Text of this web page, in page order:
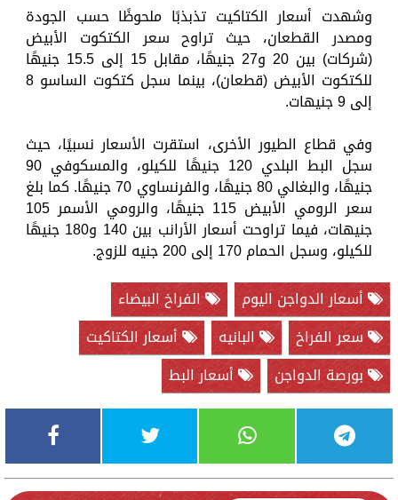
وشهدت أسعار الكتاكيت تذبذبًا ملحوظًا حسب الجودة
ومصدر القطعان، حيث تراوح سعر الكتكوت الأبيض
(شركات) بين 20 و27 جنيهًا، مقابل 15 إلى 15.5 جنيهًا
للكتكوت الأبيض (قطعان)، بينما سجل كتكوت الساسو 8
إلى 9 جنيهات.
وفي قطاع الطيور الأخرى، استقرت الأسعار نسبيًا، حيث
سجل البط البلدي 120 جنيهًا للكيلو، والمسكوفي 90
جنيهًا، والبغالي 80 جنيهًا، والفرنساوي 70 جنيهًا. كما بلغ
سعر الرومي الأبيض 115 جنيهًا، والرومي الأسمر 105
جنيهات، فيما تراوحت أسعار الأرانب بين 140 و180 جنيهًا
للكيلو، وسجل الحمام 170 إلى 200 جنيه للزوج.
أسعار الدواجن اليوم
الفراخ البيضاء
سعر الفراخ
البانيه
أسعار الكتاكيت
بورصة الدواجن
أسعار البط